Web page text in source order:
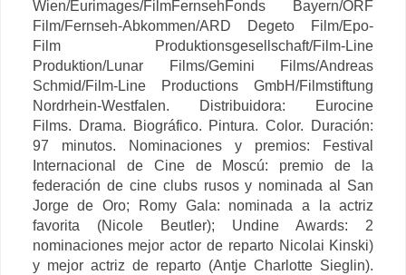
Wien/Eurimages/FilmFernsehFonds Bayern/ORF
Film/Fernseh-Abkommen/ARD Degeto Film/Epo-
Film Produktionsgesellschaft/Film-Line
Produktion/Lunar Films/Gemini Films/Andreas
Schmid/Film-Line Productions GmbH/Filmstiftung
Nordrhein-Westfalen. Distribuidora: Eurocine
Films. Drama. Biográfico. Pintura. Color. Duración:
97 minutos. Nominaciones y premios: Festival
Internacional de Cine de Moscú: premio de la
federación de cine clubs rusos y nominada al San
Jorge de Oro; Romy Gala: nominada a la actriz
favorita (Nicole Beutler); Undine Awards: 2
nominaciones mejor actor de reparto Nicolai Kinski)
y mejor actriz de reparto (Antje Charlotte Sieglin).